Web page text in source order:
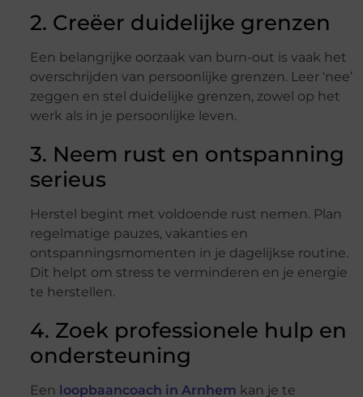
2. Creëer duidelijke grenzen
Een belangrijke oorzaak van burn-out is vaak het
overschrijden van persoonlijke grenzen. Leer ‘nee’
zeggen en stel duidelijke grenzen, zowel op het
werk als in je persoonlijke leven.
3. Neem rust en ontspanning
serieus
Herstel begint met voldoende rust nemen. Plan
regelmatige pauzes, vakanties en
ontspanningsmomenten in je dagelijkse routine.
Dit helpt om stress te verminderen en je energie
te herstellen.
4. Zoek professionele hulp en
ondersteuning
Een loopbaancoach in Arnhem kan je te